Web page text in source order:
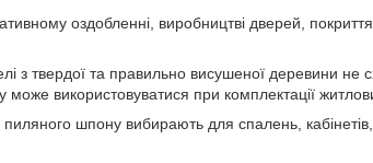
оздобленні, виробництві дверей,
з твердої та правильно висушеної деревини не
використовуватися при комплектації
шпону вибирають для спалень,